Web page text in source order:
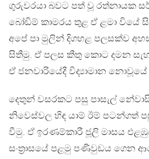
ගුරුවරයා බවට පත් වූ රත්නායක
බෝඩිම් කාමරය තුළ ඒ ළමා වියේ
අපේ පා මුලින් දිගහළ පලසක්ව
සිතීමු. ඒ පලස කීතු කොට දමන
ඒ ජනවාරියේදී විද්‍යාමාන
දෙතුන් වසරකට පසු පාසැල්
නිවෙස්වල හිඳ යාම් ඊම් පටන්ගත්
වීමු. ඒ ඉරණම්කාරී ජූලි මාසය
සංත්‍රාසයේ පළමු පණිවුඩය ගෙන